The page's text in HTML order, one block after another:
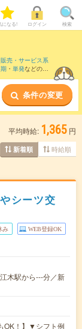
になる! ログイン 検索
売・サービス系
・ 単発などの期
のお仕事もご確認
条件の変更
平均時給: 1,365 円
新着順 時給順
シーツ交
み WEB登録OK
木駅から---分／新
OK！】▼シフト例